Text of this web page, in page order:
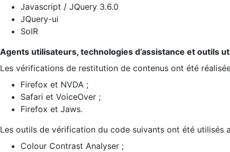
Javascript / JQuery 3.6.0
JQuery-ui
SolR
Agents utilisateurs, technologies d’assistance et outils
Les vérifications de restitution de contenus ont été
Firefox et NVDA ;
Safari et VoiceOver ;
Firefox et Jaws.
Les outils de vérification du code suivants ont été utilisés
Colour Contrast Analyser ;